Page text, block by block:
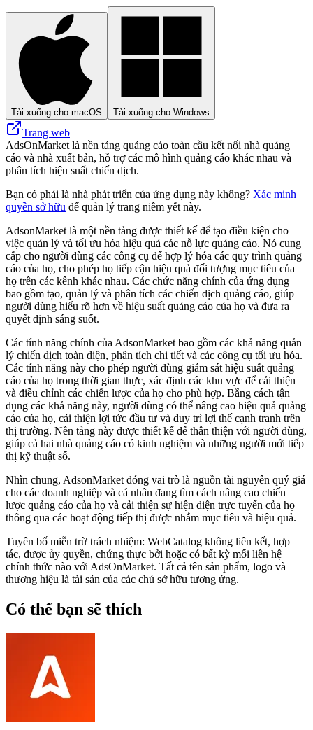
Tải xuống cho macOS Tải xuống cho Windows
Trang web
AdsOnMarket là nền tảng quảng cáo toàn cầu kết nối nhà quảng
cáo và nhà xuất bản, hỗ trợ các mô hình quảng cáo khác nhau và
phân tích hiệu suất chiến dịch.
Bạn có phải là nhà phát triển của ứng dụng này không? Xác minh
quyền sở hữu để quản lý trang niêm yết này.
AdsonMarket là một nền tảng được thiết kế để tạo điều kiện cho
việc quản lý và tối ưu hóa hiệu quả các nỗ lực quảng cáo. Nó cung
cấp cho người dùng các công cụ để hợp lý hóa các quy trình quảng
cáo của họ, cho phép họ tiếp cận hiệu quả đối tượng mục tiêu của
họ trên các kênh khác nhau. Các chức năng chính của ứng dụng
bao gồm tạo, quản lý và phân tích các chiến dịch quảng cáo, giúp
người dùng hiểu rõ hơn về hiệu suất quảng cáo của họ và đưa ra
quyết định sáng suốt.
Các tính năng chính của AdsonMarket bao gồm các khả năng quản
lý chiến dịch toàn diện, phân tích chi tiết và các công cụ tối ưu hóa.
Các tính năng này cho phép người dùng giám sát hiệu suất quảng
cáo của họ trong thời gian thực, xác định các khu vực để cải thiện
và điều chỉnh các chiến lược của họ cho phù hợp. Bằng cách tận
dụng các khả năng này, người dùng có thể nâng cao hiệu quả quảng
cáo của họ, cải thiện lợi tức đầu tư và duy trì lợi thế cạnh tranh trên
thị trường. Nền tảng này được thiết kế để thân thiện với người dùng,
giúp cả hai nhà quảng cáo có kinh nghiệm và những người mới tiếp
thị kỹ thuật số.
Nhìn chung, AdsonMarket đóng vai trò là nguồn tài nguyên quý giá
cho các doanh nghiệp và cá nhân đang tìm cách nâng cao chiến
lược quảng cáo của họ và cải thiện sự hiện diện trực tuyến của họ
thông qua các hoạt động tiếp thị được nhắm mục tiêu và hiệu quả.
Tuyên bố miễn trừ trách nhiệm: WebCatalog không liên kết, hợp
tác, được ủy quyền, chứng thực bởi hoặc có bất kỳ mối liên hệ
chính thức nào với AdsOnMarket. Tất cả tên sản phẩm, logo và
thương hiệu là tài sản của các chủ sở hữu tương ứng.
Có thể bạn sẽ thích